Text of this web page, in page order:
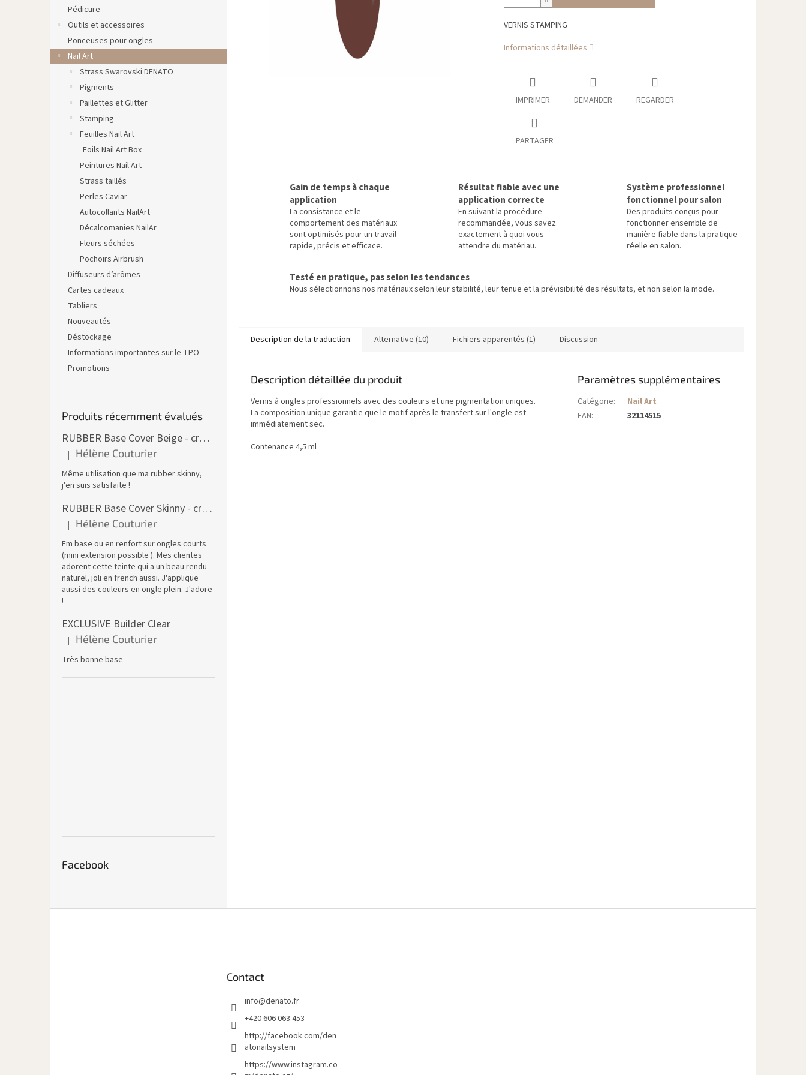
Pédicure
Outils et accessoires
Ponceuses pour ongles
Nail Art
Strass Swarovski DENATO
Pigments
Paillettes et Glitter
Stamping
Feuilles Nail Art
Foils Nail Art Box
Peintures Nail Art
Strass taillés
Perles Caviar
Autocollants NailArt
Décalcomanies NailAr
Fleurs séchées
Pochoirs Airbrush
Diffuseurs d’arômes
Cartes cadeaux
Tabliers
Nouveautés
Déstockage
Informations importantes sur le TPO
Promotions
Produits récemment évalués
RUBBER Base Cover Beige - creuset 30 ml
L'évaluation du produit est de 5 sur 5 étoiles.
| Hélène Couturier
Même utilisation que ma rubber skinny,
j'en suis satisfaite !
RUBBER Base Cover Skinny - creuset 30 g
L'évaluation du produit est de 5 sur 5 étoiles.
| Hélène Couturier
Em base ou en renfort sur ongles courts
(mini extension possible ). Mes clientes
adorent cette teinte qui a un beau rendu
naturel, joli en french aussi. J'applique
aussi des couleurs en ongle plein. J'adore
!
EXCLUSIVE Builder Clear
L'évaluation du produit est de 5 sur 5 étoiles.
| Hélène Couturier
Très bonne base
Facebook
VERNIS STAMPING
Informations détaillées
IMPRIMER DEMANDER REGARDER
PARTAGER
Gain de temps à chaque
application
La consistance et le
comportement des matériaux
sont optimisés pour un travail
rapide, précis et efficace.
Résultat fiable avec une
application correcte
En suivant la procédure
recommandée, vous savez
exactement à quoi vous
attendre du matériau.
Système professionnel
fonctionnel pour salon
Des produits conçus pour
fonctionner ensemble de
manière fiable dans la pratique
réelle en salon.
Testé en pratique, pas selon les tendances
Nous sélectionnons nos matériaux selon leur stabilité, leur tenue et la prévisibilité des résultats, et non selon la mode.
Description de la traduction Alternative (10) Fichiers apparentés (1) Discussion
Description détaillée du produit
Vernis à ongles professionnels avec des couleurs et une pigmentation uniques.
La composition unique garantie que le motif après le transfert sur l'ongle est
immédiatement sec.
Contenance 4,5 ml
Paramètres supplémentaires
Catégorie:
Nail Art
EAN: 32114515
Contact
info@denato.fr
+420 606 063 453
http://facebook.com/den
atonailsystem
https://www.instagram.co